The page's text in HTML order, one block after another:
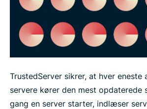
TrustedServer sikrer, at hver eneste
servere kører den mest opdaterede
gang en server starter, indlæser